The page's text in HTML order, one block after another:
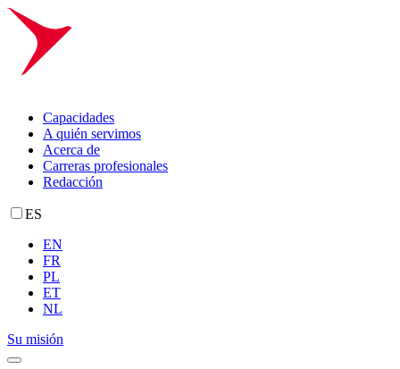
Capacidades
A quién servimos
Acerca de
Carreras profesionales
Redacción
ES
EN
FR
PL
ET
NL
Su misión